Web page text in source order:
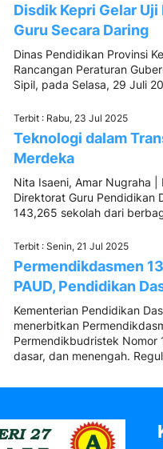
Disdik Kepri Gelar
Guru Secara Daring
Dinas Pendidikan Provinsi
Rancangan Peraturan
Sipil, pada Selasa, 29 Juli
Terbit : Rabu, 23 Jul 2025
Teknologi dalam
Merdeka
Nita Isaeni, Amar Nugraha |
Direktorat Guru Pendidikan
143,265 sekolah dari
Terbit : Senin, 21 Jul 2025
Permendikdasmen
PAUD, Pendidikan
Kementerian Pendidikan
menerbitkan
Permendikbudristek Nomor
dasar, dan menengah.